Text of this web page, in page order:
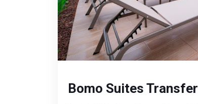
Bomo Suites Transfer